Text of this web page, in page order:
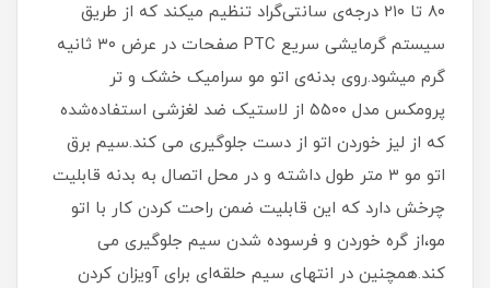
۸۰ تا ۲۱۰ درجه‌ی سانتی‌گراد تنظیم میکند که از طریق
سیستم گرمایشی سریع PTC صفحات در عرض ۳۰ ثانیه
گرم میشود.روی بدنه‌ی اتو مو سرامیک خشک و تر
پرومکس مدل ۵۵۰۰ از لاستیک ضد لغزشی استفاده‌شده
که از لیز خوردن اتو از دست جلوگیری می کند.سیم برق
اتو مو ۳ متر طول داشته و در محل اتصال به بدنه قابلیت
چرخش دارد که این قابلیت ضمن راحت کردن کار با اتو
مو،از گره خوردن و فرسوده‌ شدن سیم جلوگیری می
کند.همچنین در انتهای سیم حلقه‌ای برای آویزان کردن